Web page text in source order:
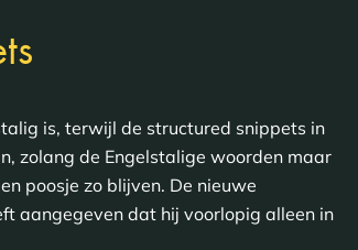
is, terwijl de structured snippets in
zolang de Engelstalige woorden maar
poosje zo blijven. De nieuwe
aangegeven dat hij voorlopig alleen in